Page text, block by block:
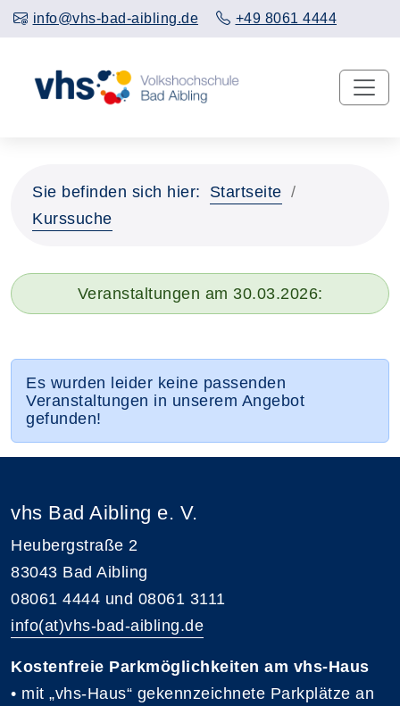
info@vhs-bad-aibling.de +49 8061 4444
Sie befinden sich hier:
Startseite
Kurssuche
Veranstaltungen am 30.03.2026:
Es wurden leider keine passenden
Veranstaltungen in unserem Angebot
gefunden!
vhs Bad Aibling e. V.
Heubergstraße 2
83043 Bad Aibling
08061 4444 und 08061 3111
info(at)vhs-bad-aibling.de
Kostenfreie Parkmöglichkeiten am vhs-Haus
• mit „vhs-Haus“ gekennzeichnete Parkplätze an